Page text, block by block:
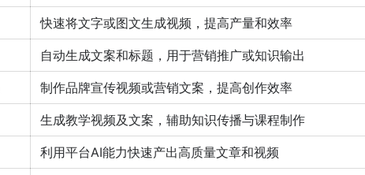
快速将文字或图文生成视频，提高产量和效率
自动生成文案和标题，用于营销推广或知识输出
制作品牌宣传视频或营销文案，提高创作效率
生成教学视频及文案，辅助知识传播与课程制作
利用平台AI能力快速产出高质量文章和视频